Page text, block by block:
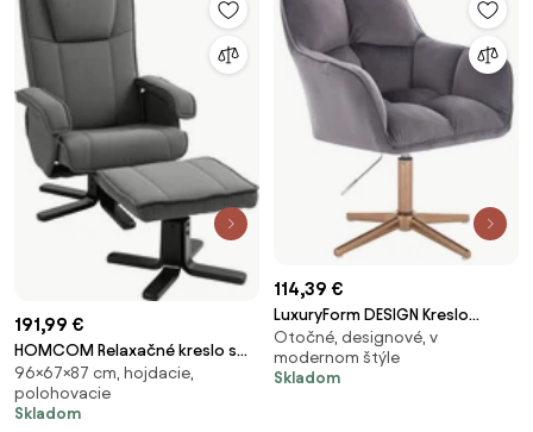
191,99 €
HOMCOM Relaxačné kreslo s
podnožkou, 360° otočné TV
kreslo s nastaviteľným
operadlom, sklápacou
96×67×87 cm, hojdacie,
polohovacie
Skladom
114,39 €
LuxuryForm DESIGN Kreslo
AMALFI VELUR na zlatom kríži -
tmavo šedé
Otočné, designové, v
modernom štýle
Skladom